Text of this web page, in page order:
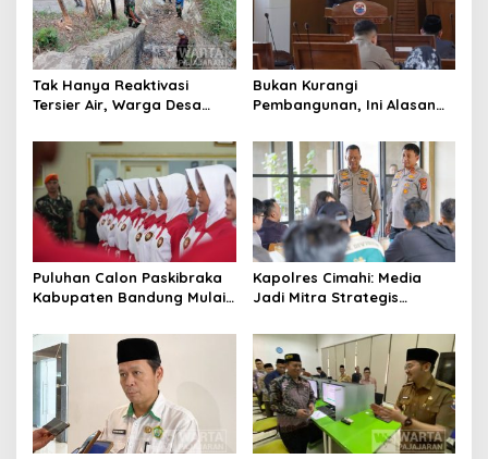
i
p
o
s
Tak Hanya Reaktivasi
Tersier Air, Warga Desa
Alternatif di Padalarang
Bukan Kurangi
Pembangunan, Ini Alasan
Pengurangan Belanja
Daerah
Puluhan Calon Paskibraka
Kabupaten Bandung Mulai
Kapolres Cimahi: Media
Jadi Mitra Strategis
Publik